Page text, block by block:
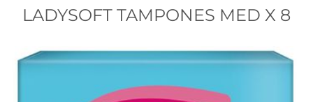
LADYSOFT TAMPONES MED X 8